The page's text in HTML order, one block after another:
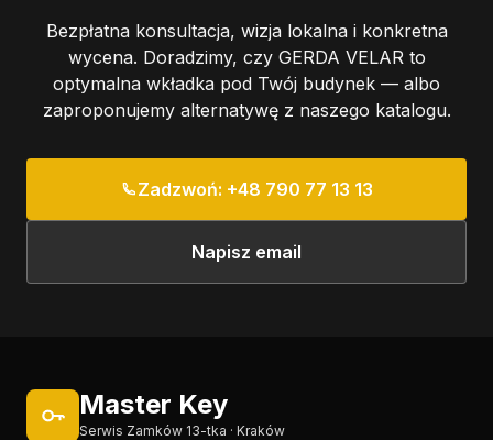
Bezpłatna konsultacja, wizja lokalna i konkretna
wycena. Doradzimy, czy GERDA VELAR to
optymalna wkładka pod Twój budynek — albo
zaproponujemy alternatywę z naszego katalogu.
Zadzwoń: +48 790 77 13 13
Napisz email
Master Key
Serwis Zamków 13-tka · Kraków